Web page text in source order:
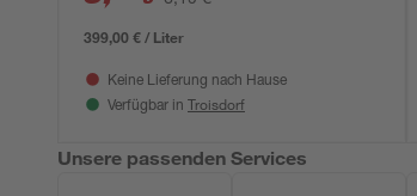
399,00 € / Liter
Keine Lieferung nach Hause
Verfügbar in Troisdorf
Unsere passenden Services